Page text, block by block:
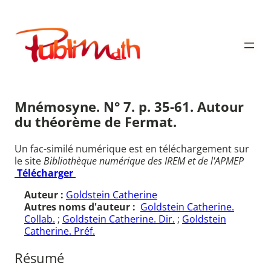
contenu
Publimath
Mnémosyne. N° 7. p. 35-61. Autour
du théorème de Fermat.
Un fac-similé numérique est en téléchargement sur
le siteBibliothèque numérique des IREM et de l'APMEP
Télécharger
Auteur : Goldstein Catherine
Autres noms d'auteur : Goldstein Catherine.
Collab. ; Goldstein Catherine. Dir. ; Goldstein
Catherine. Préf.
Résumé